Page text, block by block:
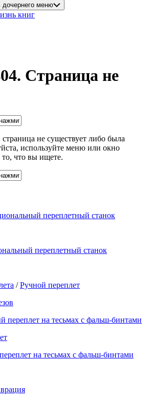
дочернего меню
книг
Страница не
не существует либо была
используйте меню или окно
что вы ищете.
переплетный станок
/Ручной переплет
на тесьмах с фальш-бинтами